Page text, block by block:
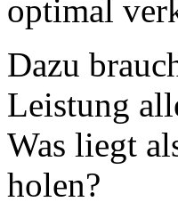
optimal
Dazu
Leistung
Was liegt
holen?